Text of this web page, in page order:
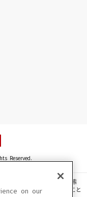
Reserved.
動画・音声等を、手段や形態
転載、ファイル化などすること
on our